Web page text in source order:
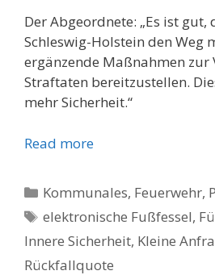
Der Abgeordnete: „Es ist gut,
Schleswig-Holstein den Weg
ergänzende Maßnahmen zur
Straftaten bereitzustellen.
mehr Sicherheit.“
Read more
Kategorien
Kommunales, Feuerwehr,
Schlagwörter
elektronische Fußfessel,
Innere Sicherheit, Kleine
Rückfallquote